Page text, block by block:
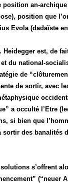
an-
position que
Evola (dadaïste
est, de
du national-
de
de sortir, avec
a occulté l’Etre
si bien que
des
s’offrent
(“neuer